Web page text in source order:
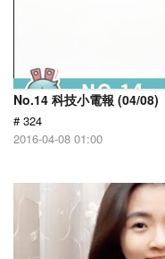
No.14 科技小電報 (04/08)
# 324
2016-04-08 01:00